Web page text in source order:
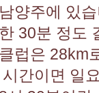
양주에 있
30분 정도
럽은 28km
간이면 일